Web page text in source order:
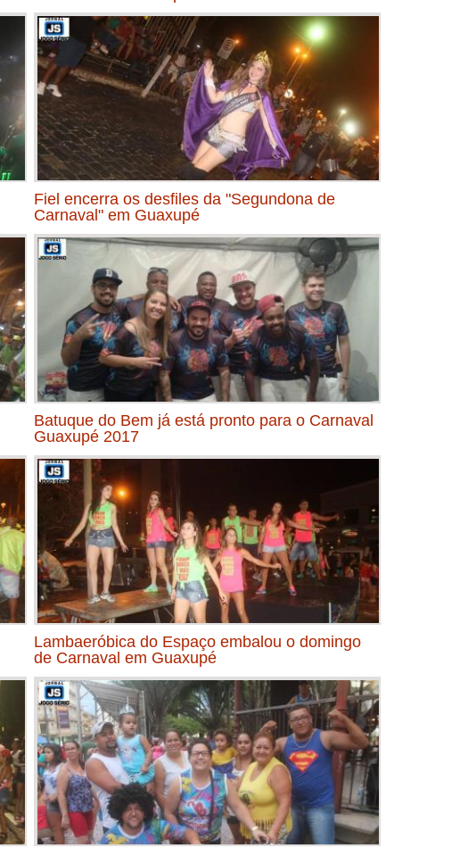
Fiel encerra os desfiles da "Segundona de
Carnaval" em Guaxupé
Batuque do Bem já está pronto para o Carnaval
Guaxupé 2017
Lambaeróbica do Espaço embalou o domingo
de Carnaval em Guaxupé